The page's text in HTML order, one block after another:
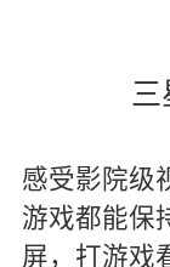
感受影院级
游戏都能保
屏，打游戏